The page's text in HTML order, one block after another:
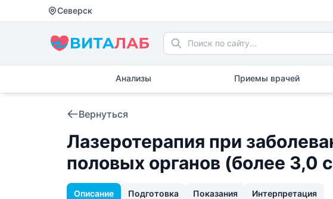
Северск
Анализы Приемы врачей
Вернуться
Лазеротерапия при
половых органов (более 3,0
Описание Подготовка Показания Интерпретация